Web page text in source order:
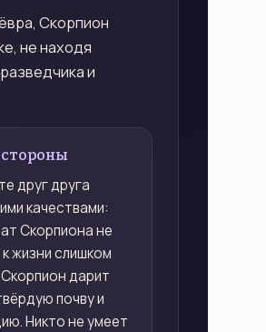
Скорпион
не находя
и
стороны
друг друга
качествами:
Скорпиона не
жизни слишком
дарит
почву и
Никто не умеет